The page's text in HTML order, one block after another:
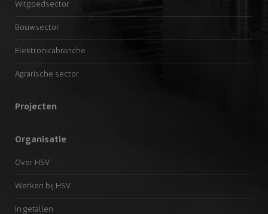
Witgoedsector
Bouwsector
Elektronicabranche
Agrarische sector
Projecten
Organisatie
Over HSV
Werken bij HSV
In getallen